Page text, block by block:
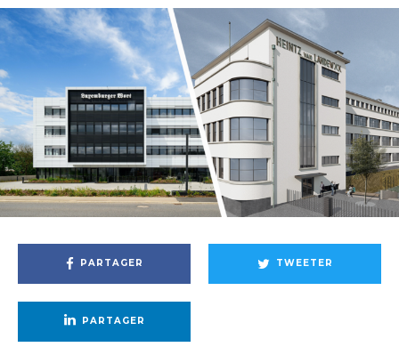
PARTAGER TWEETER
PARTAGER